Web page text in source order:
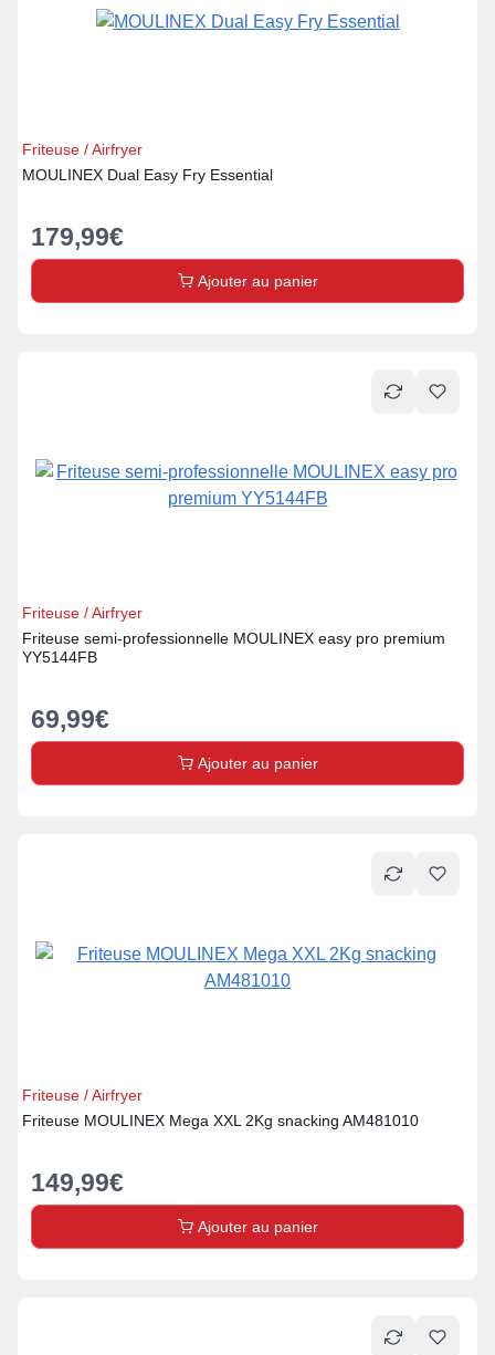
Friteuse / Airfryer
MOULINEX Dual Easy Fry Essential
179,99€
Ajouter au panier
Friteuse / Airfryer
Friteuse semi-professionnelle MOULINEX easy pro premium
YY5144FB
69,99€
Ajouter au panier
Friteuse / Airfryer
Friteuse MOULINEX Mega XXL 2Kg snacking AM481010
149,99€
Ajouter au panier